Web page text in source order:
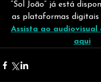
“Sol João” já está
as plataformas digitais
Assista ao audiovisual
aqui